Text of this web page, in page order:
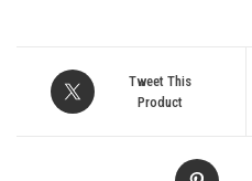
Tweet This
Product